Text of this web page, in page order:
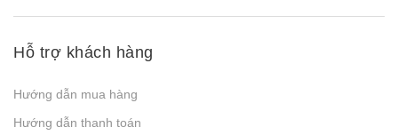
Hỗ trợ khách hàng
Hướng dẫn mua hàng
Hướng dẫn thanh toán